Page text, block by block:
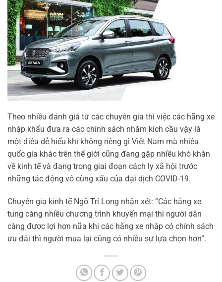
Theo nhiều đánh giá từ các chuyên gia thì việc các hãng xe
nhập khẩu đưa ra các chính sách nhăm kích cầu vậy là
một điều dễ hiểu khi không riêng gì Việt Nam mà nhiều
quốc gia khác trên thế giới cũng đang gặp nhiều khó khăn
về kinh tế và đang trong giai đoạn cách ly xã hội trước
những tác động vô cùng xấu của đại dịch COVID-19.
Chuyên gia kinh tế Ngô Trí Long nhận xét: “Các hãng xe
tung càng nhiều chương trình khuyến mại thì người dân
càng được lợi hơn nữa khi các hãng xe nhập có chính sách
ưu đãi thì người mua lại cũng có nhiều sự lựa chọn hơn”.